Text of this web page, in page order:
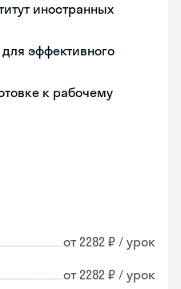
иностранных
для эффективного
к рабочему
от 2282 ₽ / урок
от 2282 ₽ / урок